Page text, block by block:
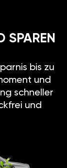
SPAREN
bis zu
und
schneller
und